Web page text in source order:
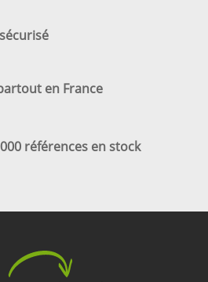
en France
références en stock